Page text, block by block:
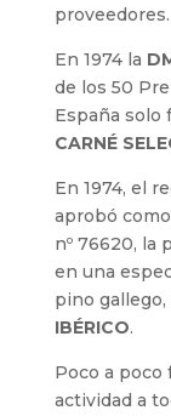
proveedores.
En 1974 la
de los 50
España solo
CARNÉ
En 1974, el
aprobó
nº 76620, la
en una
pino
IBÉRICO.
Poco a
actividad a